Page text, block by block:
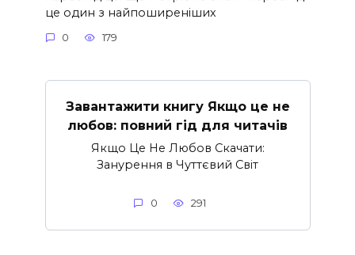
це один з найпоширеніших
0 179
Завантажити книгу Якщо це не
любов: повний гід для читачів
Якщо Це Не Любов Скачати:
Занурення в Чуттєвий Світ
0 291